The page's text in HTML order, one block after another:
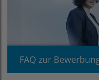
FAQ zur